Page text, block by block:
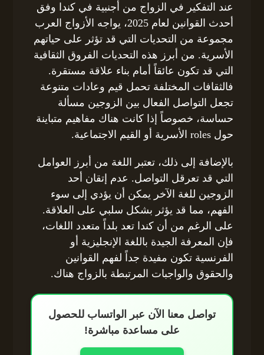
عند التفكير في الزواج من أجنبية في كندا وفق
أحدث القوانين لعام 2025، يواجه الأزواج العرب
مجموعة من التحديات التي قد تؤثر على حياتهم
الأسرية. من أبرز هذه التحديات الفروق الثقافية
التي قد تكون عائقاً أمام بناء علاقة مستقرة.
فالثقافات المختلفة تحمل قيم وعادات متنوعة
تجعل التواصل الفعال بين الزوجين مسألة
حساسة، خصوصاً إذا كانت هناك مفاهيم متباينة
حول roles الأسرية أو القيم الاجتماعية.
بالإضافة إلى ذلك، تعتبر اللغة من أبرز العوامل
التي قد تعرقل التواصل. عدم إتقان أحد
الزوجين للغة الآخر يمكن أن يؤدي إلى سوء
الفهم، مما قد يؤثر بشكل سلبي على العلاقة.
على الرغم من أن كندا تعد بلداً متعدد اللغات،
فإن المعرفة الجيدة باللغة الإنجليزية أو
الفرنسية تكون مفيدة جداً لفهم القوانين
والحقوق والواجبات المرتبطة بالزواج هناك.
تواصل معنا الآن عبر الواتساب للحصول
على مساعدة مباشرة!